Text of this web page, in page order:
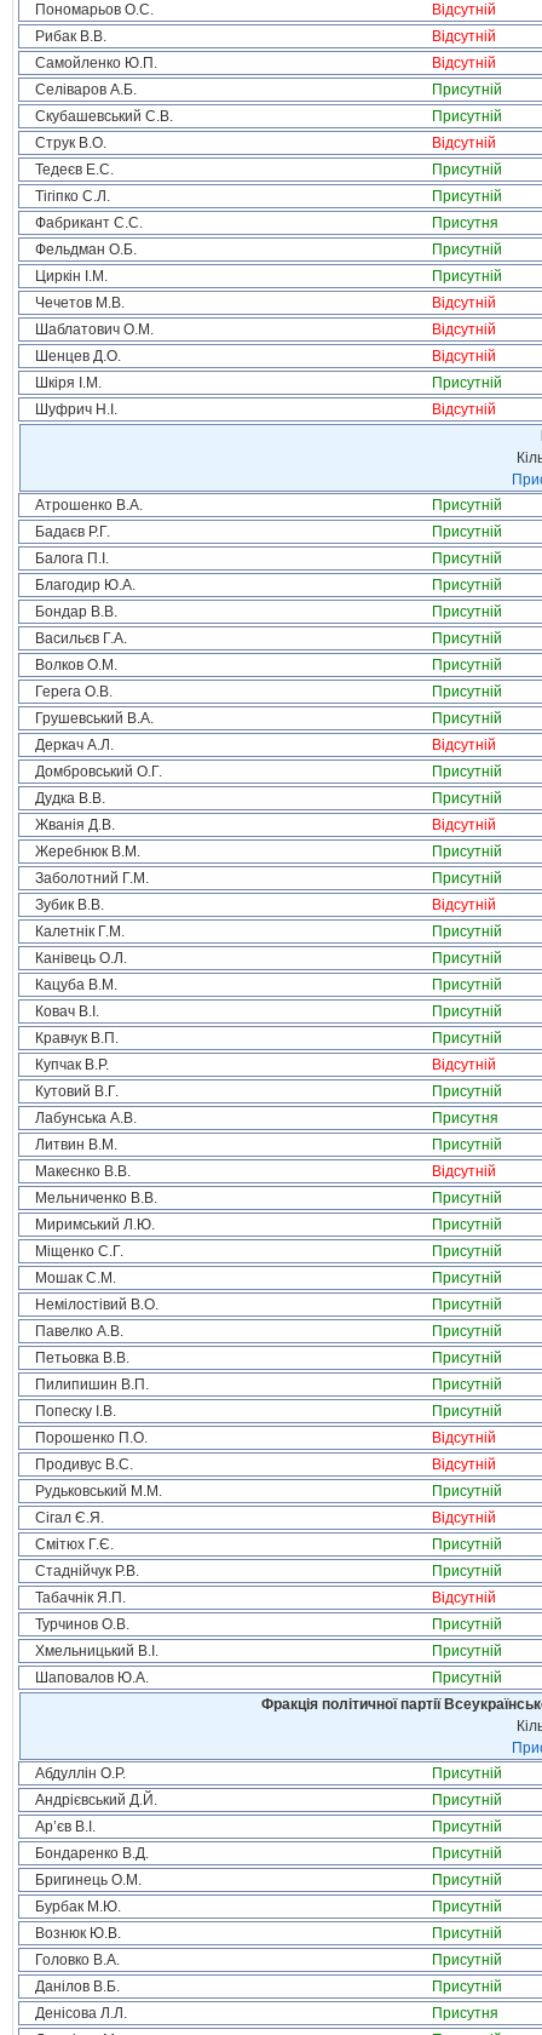
Пономарьов О.С.
Відсутній
Рибак В.В.
Відсутній
Самойленко Ю.П.
Відсутній
Селіваров А.Б.
Присутній
Скубашевський С.В.
Присутній
Струк В.О.
Відсутній
Тедеєв Е.С.
Присутній
Тігіпко С.Л.
Присутній
Фабрикант С.С.
Присутня
Фельдман О.Б.
Присутній
Циркін І.М.
Присутній
Чечетов М.В.
Відсутній
Шаблатович О.М.
Відсутній
Шенцев Д.О.
Відсутній
Шкіря І.М.
Присутній
Шуфрич Н.І.
Відсутній
Атрошенко В.А.
Присутній
Бадаєв Р.Г.
Присутній
Балога П.І.
Присутній
Благодир Ю.А.
Присутній
Бондар В.В.
Присутній
Васильєв Г.А.
Присутній
Волков О.М.
Присутній
Герега О.В.
Присутній
Грушевський В.А.
Присутній
Деркач А.Л.
Відсутній
Домбровський О.Г.
Присутній
Дудка В.В.
Присутній
Жванія Д.В.
Відсутній
Жеребнюк В.М.
Присутній
Заболотний Г.М.
Присутній
Зубик В.В.
Відсутній
Калетнік Г.М.
Присутній
Канівець О.Л.
Присутній
Кацуба В.М.
Присутній
Ковач В.І.
Присутній
Кравчук В.П.
Присутній
Купчак В.Р.
Відсутній
Кутовий В.Г.
Присутній
Лабунська А.В.
Присутня
Литвин В.М.
Присутній
Макеєнко В.В.
Відсутній
Мельниченко В.В.
Присутній
Миримський Л.Ю.
Присутній
Міщенко С.Г.
Присутній
Мошак С.М.
Присутній
Немілостівий В.О.
Присутній
Павелко А.В.
Присутній
Петьовка В.В.
Присутній
Пилипишин В.П.
Присутній
Попеску І.В.
Присутній
Порошенко П.О.
Відсутній
Продивус В.С.
Відсутній
Рудьковський М.М.
Присутній
Сігал Є.Я.
Відсутній
Смітюх Г.Є.
Присутній
Стаднійчук Р.В.
Присутній
Табачнік Я.П.
Відсутній
Турчинов О.В.
Присутній
Хмельницький В.І.
Присутній
Шаповалов Ю.А.
Присутній
Фракція політичної партії
Абдуллін О.Р.
Присутній
Андрієвський Д.Й.
Присутній
Ар’єв В.І.
Присутній
Бондаренко В.Д.
Присутній
Бригинець О.М.
Присутній
Бурбак М.Ю.
Присутній
Вознюк Ю.В.
Присутній
Головко В.А.
Присутній
Данілов В.Б.
Присутній
Денісова Л.Л.
Присутня